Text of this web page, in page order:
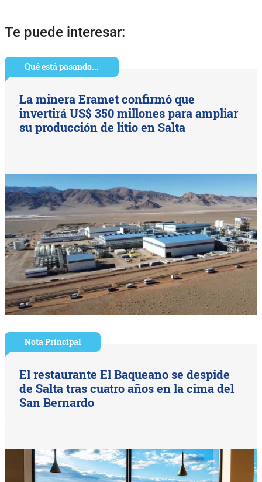
Te puede interesar:
Qué está pasando...
La minera Eramet confirmó que
invertirá US$ 350 millones para ampliar
su producción de litio en Salta
Nota Principal
El restaurante El Baqueano se despide
de Salta tras cuatro años en la cima del
San Bernardo